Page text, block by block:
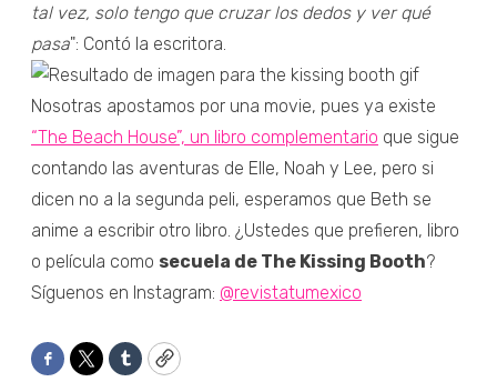
tal vez, solo tengo que cruzar los dedos y ver qué
pasa": Contó la escritora.
Nosotras apostamos por una movie, pues ya existe
“The Beach House”, un libro complementario que sigue
contando las aventuras de Elle, Noah y Lee, pero si
dicen no a la segunda peli, esperamos que Beth se
anime a escribir otro libro. ¿Ustedes que prefieren, libro
o película como secuela de The Kissing Booth?
Síguenos en Instagram: @revistatumexico
Facebook
TwitterTumblrCopy